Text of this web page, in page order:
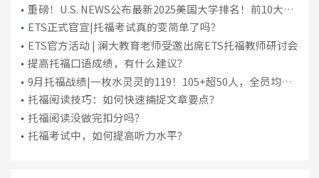
重磅！U.S. NEWS公布最新2025美国大学排名！前10大洗
牌，纽大重回TOP30！
ETS正式官宣|托福考试真的变简单了吗？
ETS官方活动 | 澜大教育老师受邀出席ETS托福教师研讨会
提高托福口语成绩，有什么建议？
9月托福战绩|一枚水灵灵的119！105+超50人，全员均分
破百！
托福阅读技巧：如何快速捕捉文章要点？
托福阅读没做完扣分吗？
托福考试中，如何提高听力水平？